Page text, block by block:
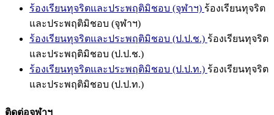
ร้องเรียนทุจริตและประพฤติมิชอบ (จุฬาฯ) ร้องเรียนทุจริต
และประพฤติมิชอบ (จุฬาฯ)
ร้องเรียนทุจริตและประพฤติมิชอบ (ป.ป.ช.) ร้องเรียนทุจริต
และประพฤติมิชอบ (ป.ป.ช.)
ร้องเรียนทุจริตและประพฤติมิชอบ (ป.ป.ท.) ร้องเรียนทุจริต
และประพฤติมิชอบ (ป.ป.ท.)
ติดต่อจุฬาฯ